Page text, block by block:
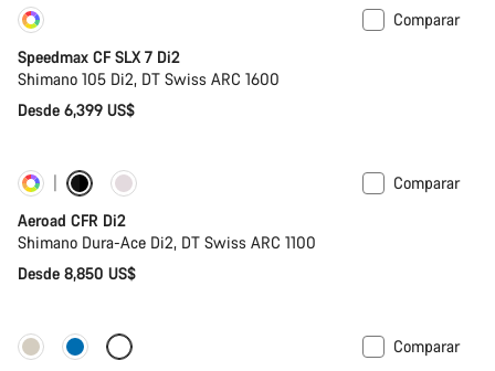
Comparar
Speedmax CF SLX 7 Di2
Shimano 105 Di2, DT Swiss ARC 1600
Desde 6,399 US$
Personalizar
Comparar
Aeroad CFR Di2
Shimano Dura-Ace Di2, DT Swiss ARC 1100
Desde 8,850 US$
Solo disponible en talla XL
Comparar